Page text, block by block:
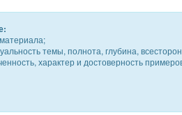
темы, полнота, глубина,
характер и достоверность